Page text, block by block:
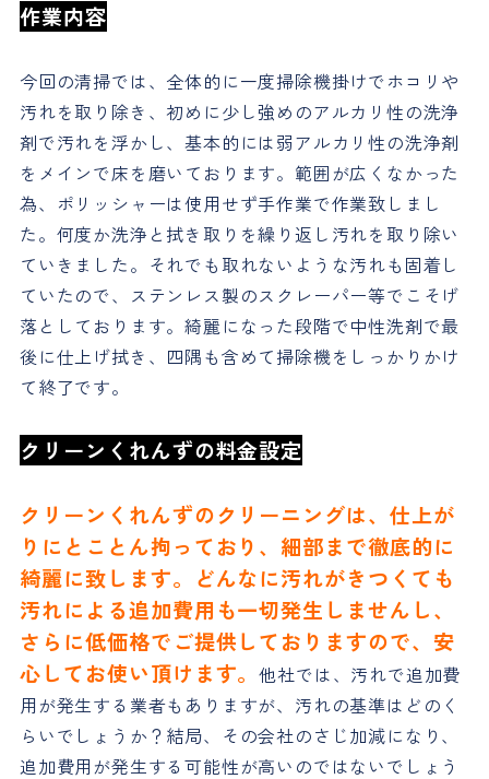
作業内容
今回の清掃では、全体的に一度掃除機掛けでホコリや
汚れを取り除き、初めに少し強めのアルカリ性の洗浄
剤で汚れを浮かし、基本的には弱アルカリ性の洗浄剤
をメインで床を磨いております。範囲が広くなかった
為、ポリッシャーは使用せず手作業で作業致しまし
た。何度か洗浄と拭き取りを繰り返し汚れを取り除い
ていきました。それでも取れないような汚れも固着し
ていたので、ステンレス製のスクレーパー等でこそげ
落としております。綺麗になった段階で中性洗剤で最
後に仕上げ拭き、四隅も含めて掃除機をしっかりかけ
て終了です。
クリーンくれんずの料金設定
クリーンくれんずのクリーニングは、仕上が
りにとことん拘っており、細部まで徹底的に
綺麗に致します。どんなに汚れがきつくても
汚れによる追加費用も一切発生しませんし、
さらに低価格でご提供しておりますので、安
心してお使い頂けます。他社では、汚れで追加費
用が発生する業者もありますが、汚れの基準はどのく
らいでしょうか？結局、その会社のさじ加減になり、
追加費用が発生する可能性が高いのではないでしょう